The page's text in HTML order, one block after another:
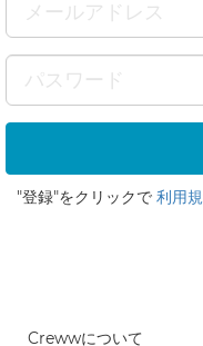
"登録"をクリックで 利用
Crewwについて